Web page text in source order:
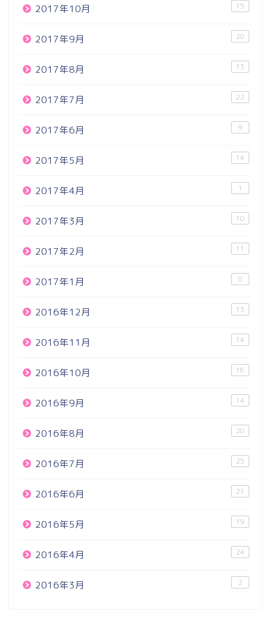
2017年10月 15
2017年9月 20
2017年8月 13
2017年7月 22
2017年6月 9
2017年5月 14
2017年4月 1
2017年3月 10
2017年2月 11
2017年1月 8
2016年12月 13
2016年11月 14
2016年10月 16
2016年9月 14
2016年8月 20
2016年7月 25
2016年6月 21
2016年5月 19
2016年4月 24
2016年3月 2